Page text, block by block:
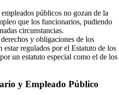
públicos no gozan de la
que los funcionarios, pudiendo
circunstancias.
y obligaciones de los
estar regulados por el Estatuto de los
un estatuto especial como el de los
y Empleado Público